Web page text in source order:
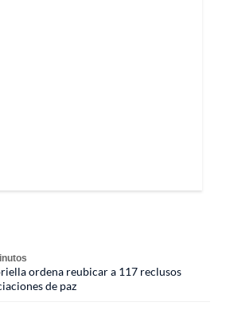
ordena reubicar a 117 reclusos
de paz